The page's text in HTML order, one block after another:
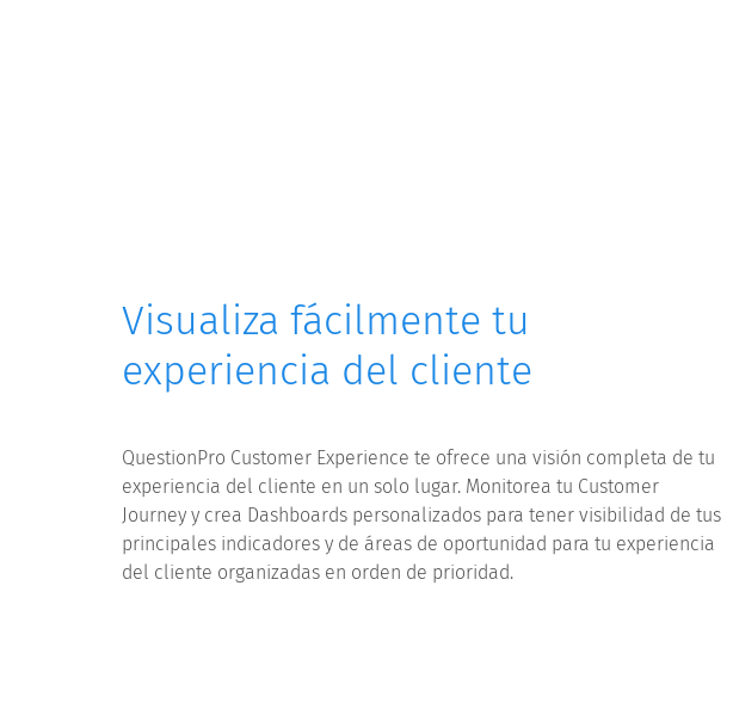
Visualiza fácilmente tu
experiencia del cliente
QuestionPro Customer Experience te ofrece una visión completa de tu
experiencia del cliente en un solo lugar. Monitorea tu Customer
Journey y crea Dashboards personalizados para tener visibilidad de tus
principales indicadores y de áreas de oportunidad para tu experiencia
del cliente organizadas en orden de prioridad.